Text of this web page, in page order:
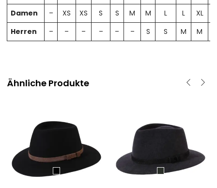
Damen
– XS XS S S M M L L XL
Herren
– – – – – – S S M M
Ähnliche Produkte